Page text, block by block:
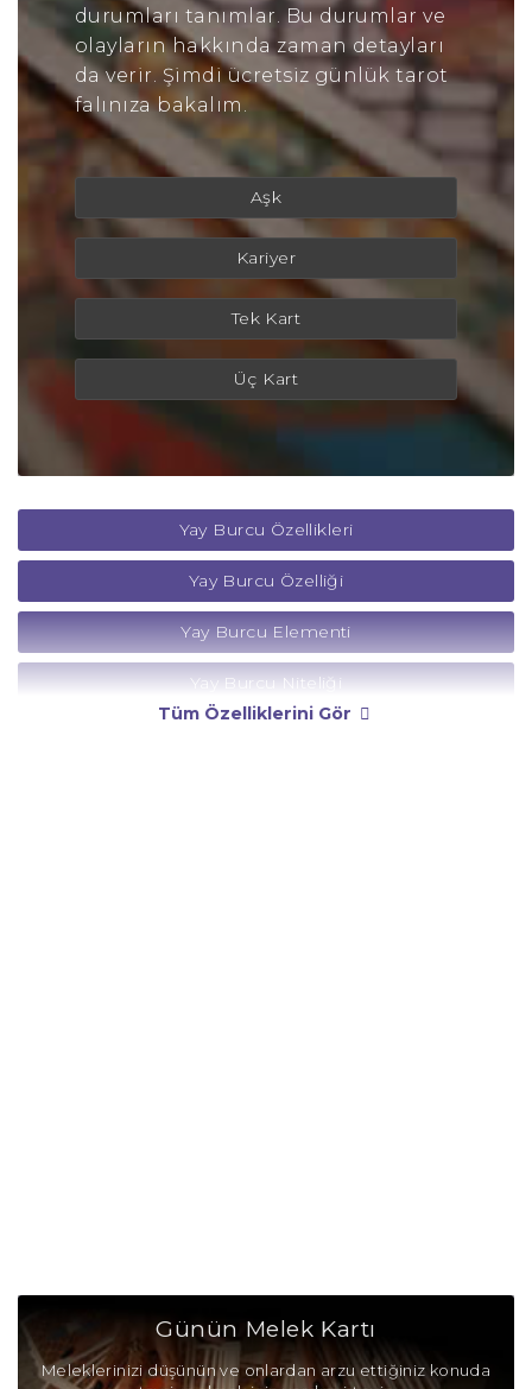
durumları tanımlar. Bu durumlar ve
olayların hakkında zaman detayları
da verir. Şimdi ücretsiz günlük tarot
falınıza bakalım.
Aşk
Kariyer
Tek Kart
Üç Kart
Yay Burcu Özellikleri
Yay Burcu Özelliği
Yay Burcu Elementi
Yay Burcu Niteliği
Yay Burcu Olumlu Yönleri
Yay Burcu Olumsuz Yönleri
Tüm Özelliklerini Gör
Günün Melek Kartı
Meleklerinizi düşünün ve onlardan arzu ettiğiniz konuda